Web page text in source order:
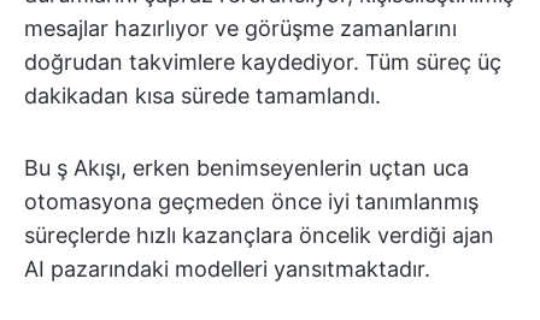
mesajlar hazırlıyor ve görüşme zamanlarını
doğrudan takvimlere kaydediyor. Tüm süreç üç
dakikadan kısa sürede tamamlandı.
Bu ş Akışı, erken benimseyenlerin uçtan uca
otomasyona geçmeden önce iyi tanımlanmış
süreçlerde hızlı kazançlara öncelik verdiği ajan
AI pazarındaki modelleri yansıtmaktadır.